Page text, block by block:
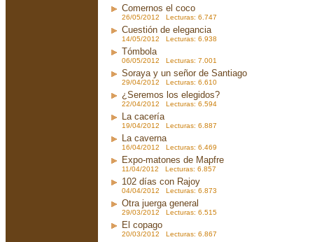
Comernos el coco
26/05/2012 Lecturas: 6.747
Cuestión de elegancia
14/05/2012 Lecturas: 6.938
Tómbola
06/05/2012 Lecturas: 7.001
Soraya y un señor de Santiago
29/04/2012 Lecturas: 6.610
¿Seremos los elegidos?
22/04/2012 Lecturas: 6.594
La cacería
19/04/2012 Lecturas: 6.887
La caverna
16/04/2012 Lecturas: 6.469
Expo-matones de Mapfre
11/04/2012 Lecturas: 6.857
102 días con Rajoy
04/04/2012 Lecturas: 6.873
Otra juerga general
29/03/2012 Lecturas: 6.515
El copago
20/03/2012 Lecturas: 6.867